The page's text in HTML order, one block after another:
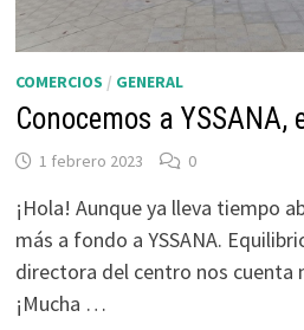
COMERCIOS / GENERAL
Conocemos a
1 febrero 2023 0
¡Hola! Aunque ya lleva tiempo
más a fondo a YSSANA.
directora del centro nos cuenta
¡Mucha …